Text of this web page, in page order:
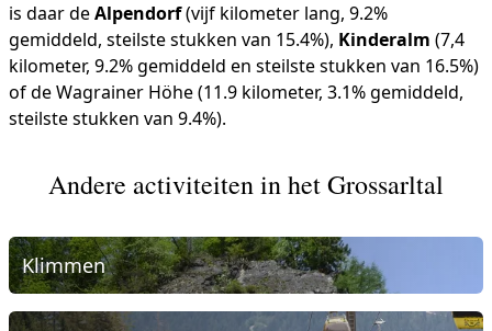
is daar deAlpendorf(vijf kilometer lang, 9.2%
gemiddeld, steilste stukken van 15.4%), Kinderalm (7,4
kilometer, 9.2% gemiddeld en steilste stukken van 16.5%)
of de Wagrainer Höhe (11.9 kilometer, 3.1% gemiddeld,
steilste stukken van 9.4%).
Andere activiteiten in het Grossarltal
Klimmen